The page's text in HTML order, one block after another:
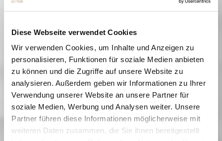
Diese Webseite verwendet Cookies
Wir verwenden Cookies, um Inhalte und Anzeigen zu
personalisieren, Funktionen für soziale Medien anbieten
zu können und die Zugriffe auf unsere Website zu
analysieren. Außerdem geben wir Informationen zu Ihrer
Verwendung unserer Website an unsere Partner für
soziale Medien, Werbung und Analysen weiter. Unsere
Partner führen diese Informationen möglicherweise mit
weiteren Daten zusammen, die Sie ihnen bereitgestellt
Pfau - Bin ich echt?
Im Prinzip Familie
Sorda
Sehnsucht in Sangerhausen
Vermiglio
Im Schatten des Orangenbaums
Der Held vom Bahnhof Friedrichstraße
Herz aus Eis
Das Verschwinden des Josef Mengele